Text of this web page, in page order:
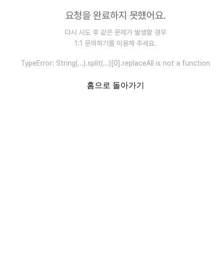
요청을 완료하지 못했어요.
다시 시도 후 같은 문제가 발생할 경우
1:1 문의하기를 이용해 주세요.
TypeError: String(...).split(...)[0].replaceAll is not a function
홈으로 돌아가기